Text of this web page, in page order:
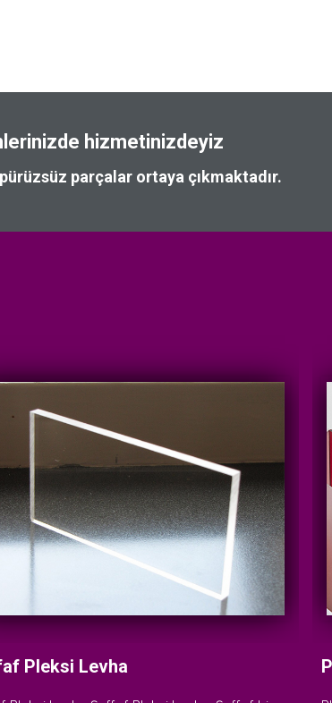
hizmetinizdeyiz
parçalar ortaya çıkmaktadır.
Pleksi Levha